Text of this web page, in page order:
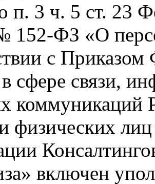
п. 3 ч. 5 ст. 23
152-ФЗ «О
с
сфере связи,
коммуникаций
физических
включен